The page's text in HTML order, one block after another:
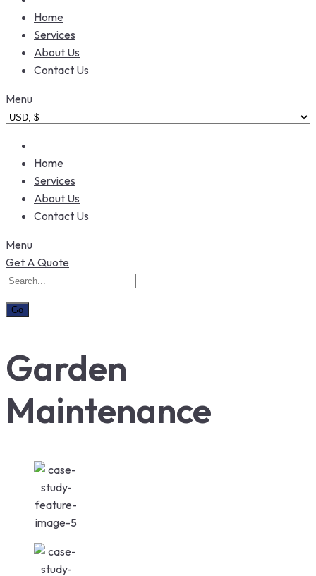
Home
Services
About Us
Contact Us
Menu
Home
Services
About Us
Contact Us
Menu
Get A Quote
Garden
Maintenance